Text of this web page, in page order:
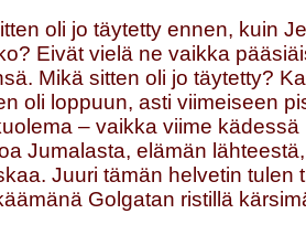
oli jo täytetty ennen, kuin
Eivät vielä ne vaikka
Mikä sitten oli jo täytetty?
oli loppuun, asti viimeiseen
– vaikka viime
Jumalasta, elämän
Juuri tämän helvetin
Golgatan ristillä